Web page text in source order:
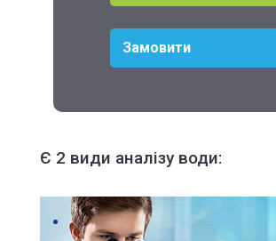
Замовити
Є 2 види аналізу води: